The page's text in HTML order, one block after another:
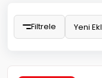
Filtrele Yeni